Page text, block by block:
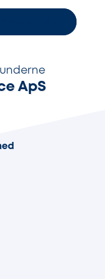
ApS